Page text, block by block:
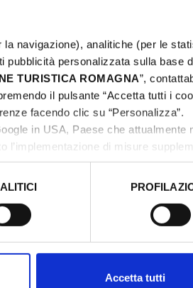
navigazione), analitiche (per le
pubblicità personalizzata sulla base
TURISTICA ROMAGNA”,
il pulsante “Accetta tutti i
facendo clic su “Personalizza”.
in USA, Paese che attualmente
l’implementazione di misure
Accetta tutti